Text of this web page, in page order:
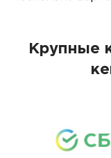
Крупные